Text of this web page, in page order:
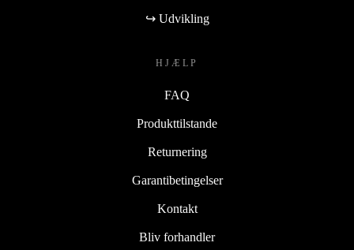
↪ Udvikling
HJÆLP
FAQ
Produkttilstande
Returnering
Garantibetingelser
Kontakt
Bliv forhandler